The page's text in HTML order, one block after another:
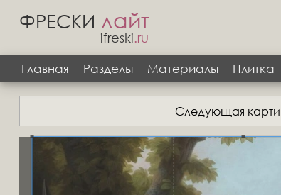
ФРЕСКИ лайт
ifreski.ru
Главная
Разделы Материалы Плитка
Следующая